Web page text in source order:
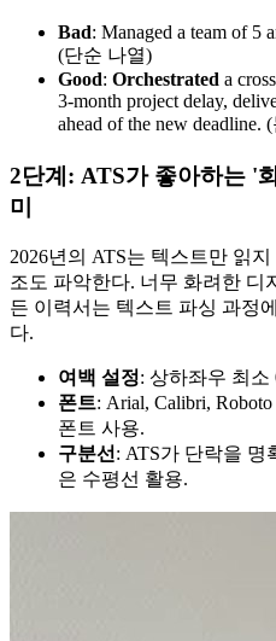
Bad: Managed a team of 5
(단순 나열)
Good: ​ Orchestrated a
3-month project delay,
ahead of the new
2단계: ATS가 좋아하는 '
미
2026년의 ATS는 텍스트만 읽
조도 파악한다. 너무 화려한 디
든 이력서는 텍스트 파싱 과정
다.
여백 설정: 상하좌우 최소
폰트: Arial, Calibri,
폰트 사용.
구분선: ATS가 단락을 명
은 수평선 활용.